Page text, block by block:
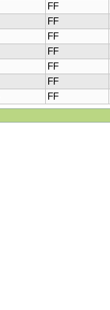
FF
FF
FF
FF
FF
FF
FF